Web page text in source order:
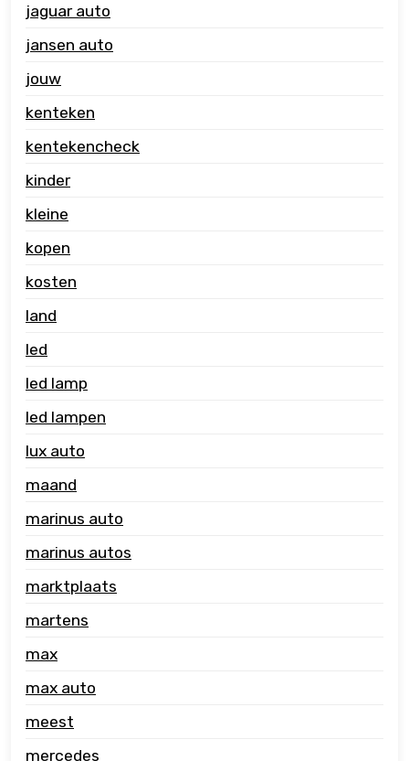
jaguar auto
jansen auto
jouw
kenteken
kentekencheck
kinder
kleine
kopen
kosten
land
led
led lamp
led lampen
lux auto
maand
marinus auto
marinus autos
marktplaats
martens
max
max auto
meest
mercedes